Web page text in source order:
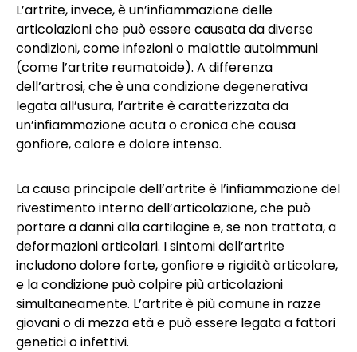
L’artrite, invece, è un’infiammazione delle
articolazioni che può essere causata da diverse
condizioni, come infezioni o malattie autoimmuni
(come l’artrite reumatoide). A differenza
dell’artrosi, che è una condizione degenerativa
legata all’usura, l’artrite è caratterizzata da
un’infiammazione acuta o cronica che causa
gonfiore, calore e dolore intenso.
La causa principale dell’artrite è l’infiammazione del
rivestimento interno dell’articolazione, che può
portare a danni alla cartilagine e, se non trattata, a
deformazioni articolari. I sintomi dell’artrite
includono dolore forte, gonfiore e rigidità articolare,
e la condizione può colpire più articolazioni
simultaneamente. L’artrite è più comune in razze
giovani o di mezza età e può essere legata a fattori
genetici o infettivi.